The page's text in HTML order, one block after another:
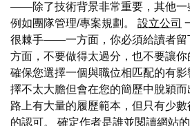
——除了技術背景非常重要，其他一
例如團隊管理/專案規劃。 設立公司
很棘手——一方面，你必須給讀者留
方面，不要做得太過分，也不要讓你
確保您選擇一個與職位相匹配的有
擇不太大膽但會在您的簡歷中脫穎
路上有大量的履歷範本，但只有少
的認可。 確定作者是誰並閱讀網站